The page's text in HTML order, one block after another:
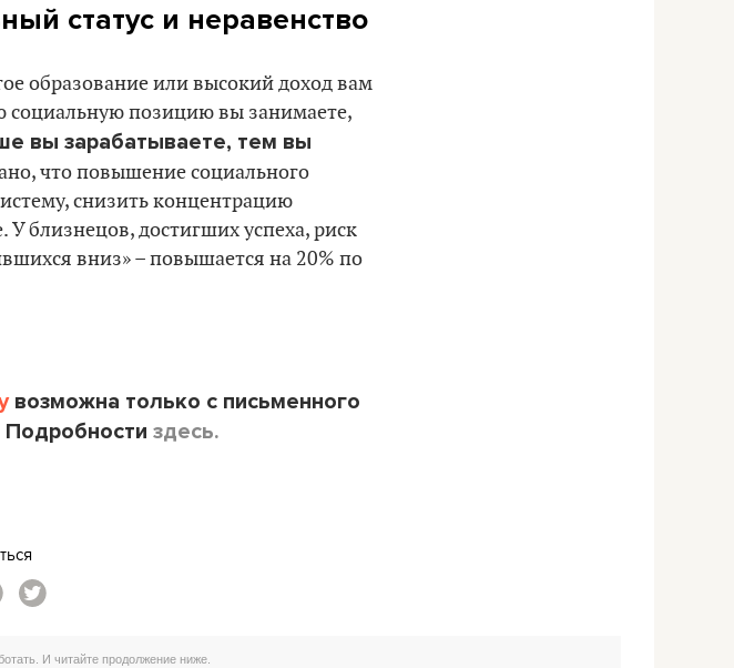
статус и неравенство
образование или высокий доход вам
социальную позицию вы занимаете,
вы зарабатываете, тем вы
что повышение социального
снизить концентрацию
близнецов, достигших успеха, риск
вниз» – повышается на 20% по
возможна только с письменного
здесь.